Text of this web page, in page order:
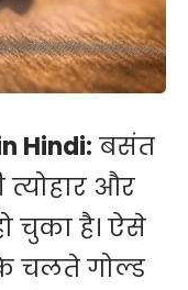
Hindi: बसंत
और
चुका है। ऐसे
चलते गोल्ड